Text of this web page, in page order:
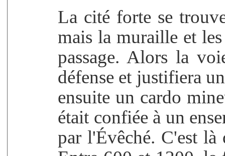
La cité forte se
mais la muraille et
passage. Alors la
défense et justifiera
ensuite un cardo
était confiée à un
par l'Évêché. C'est